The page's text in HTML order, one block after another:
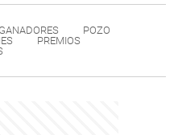
GANADORES
POZO
PREMIOS